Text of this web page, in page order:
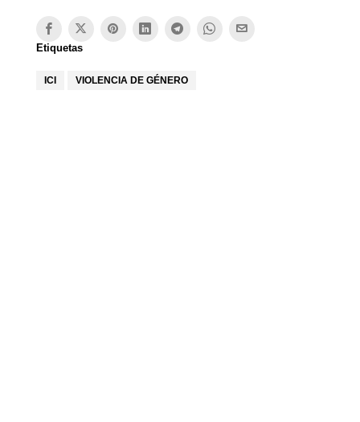
Etiquetas
ICI VIOLENCIA DE GÉNERO